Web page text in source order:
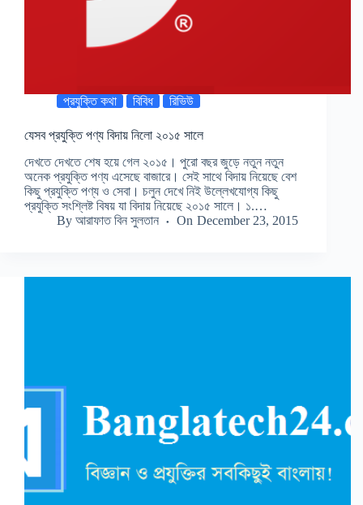
প্রযুক্তি কথা বিবিধ রিভিউ
যেসব প্রযুক্তি পণ্য বিদায় নিলো ২০১৫ সালে
দেখতে দেখতে শেষ হয়ে গেল ২০১৫। পুরো বছর জুড়ে নতুন নতুন
অনেক প্রযুক্তি পণ্য এসেছে বাজারে। সেই সাথে বিদায় নিয়েছে বেশ
কিছু প্রযুক্তি পণ্য ও সেবা। চলুন দেখে নিই উল্লেখযোগ্য কিছু
প্রযুক্তি সংশ্লিষ্ট বিষয় যা বিদায় নিয়েছে ২০১৫ সালে। ১.…
By আরাফাত বিন সুলতান On December 23, 2015